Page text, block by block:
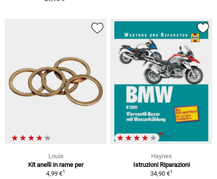
Louis
Kit anelli in rame per
4,99 €1
Haynes
Istruzioni Riparazioni
34,90 €1